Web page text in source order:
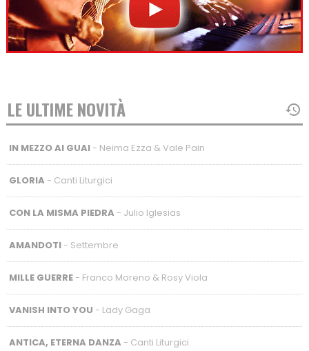
LE ULTIME NOVITÀ
IN MEZZO AI GUAI- Neima Ezza & Vale Pain
GLORIA - Canti Liturgici
CON LA MISMA PIEDRA - Julio Iglesias
AMANDOTI- Settembre
MILLE GUERRE- Franco Moreno & Rosy Viola
VANISH INTO YOU - Lady Gaga
ANTICA, ETERNA DANZA - Canti Liturgici